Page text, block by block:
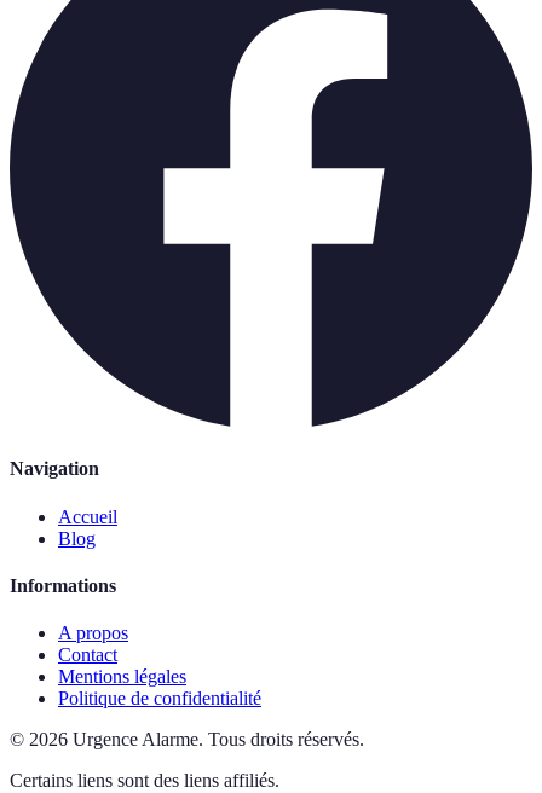
Navigation
Accueil
Blog
Informations
A propos
Contact
Mentions légales
Politique de confidentialité
© 2026 Urgence Alarme. Tous droits réservés.
Certains liens sont des liens affiliés.